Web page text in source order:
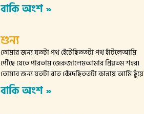
বাকি অংশ »
শুন্য
তোমার জন্য যতটা পথ হেঁটেছিততটা পথ হাঁটলেআমি
পৌঁছে যেতে পারতাম জেরুজালেমআমার প্রিয়তম শহর।
তোমার জন্য যতটা রাত কেঁদেছিততটা কান্নায় আমি ছুঁয়ে
বাকি অংশ »